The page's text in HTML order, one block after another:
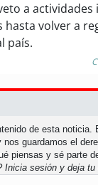
a
volver a
país.
de esta noticia.
guardamos el
piensas y sé parte
Inicia sesión y deja tu